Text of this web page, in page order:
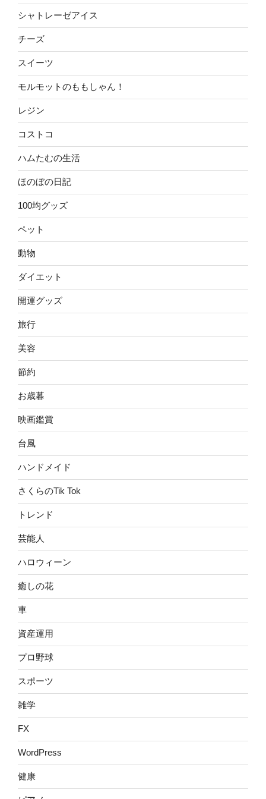
シャトレーゼアイス
チーズ
スイーツ
モルモットのももしゃん！
レジン
コストコ
ハムたむの生活
ほのぼの日記
100均グッズ
ペット
動物
ダイエット
開運グッズ
旅行
美容
節約
お歳暮
映画鑑賞
台風
ハンドメイド
さくらのTik Tok
トレンド
芸能人
ハロウィーン
癒しの花
車
資産運用
プロ野球
スポーツ
雑学
FX
WordPress
健康